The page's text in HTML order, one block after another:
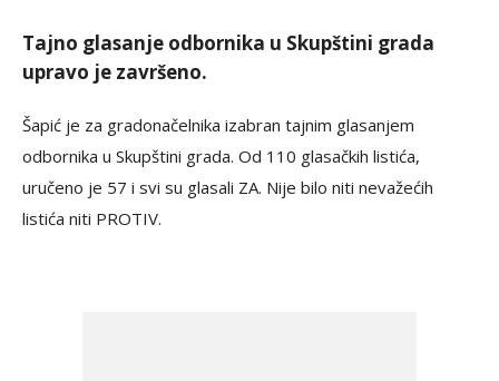
Tajno glasanje odbornika u Skupštini grada
upravo je završeno.
Šapić je za gradonačelnika izabran tajnim glasanjem
odbornika u Skupštini grada. Od 110 glasačkih listića,
uručeno je 57 i svi su glasali ZA. Nije bilo niti nevažećih
listića niti PROTIV.